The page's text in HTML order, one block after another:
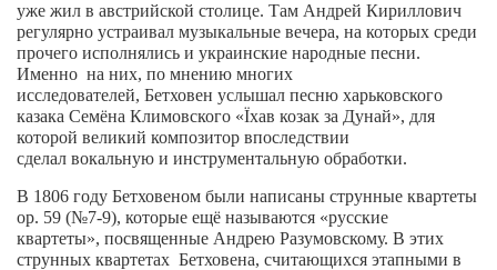
уже жил в австрийской столице. Там Андрей Кириллович
регулярно устраивал музыкальные вечера, на которых среди
прочего исполнялись и украинские народные песни.
Именно на них, по мнению многих
исследователей, Бетховен услышал песню харьковского
казака Семёна Климовского «Їхав козак за Дунай», для
которой великий композитор впоследствии
сделал вокальную и инструментальную обработки.
В 1806 году Бетховеном были написаны струнные квартеты
ор. 59 (№7-9), которые ещё называются «русские
квартеты», посвященные Андрею Разумовскому. В этих
струнных квартетах Бетховена, считающихся этапными в